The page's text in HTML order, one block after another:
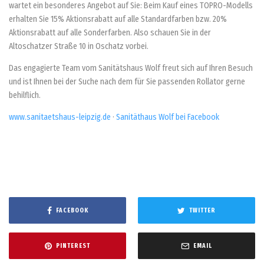
wartet ein besonderes Angebot auf Sie: Beim Kauf eines TOPRO-Modells
erhalten Sie 15% Aktionsrabatt auf alle Standardfarben bzw. 20%
Aktionsrabatt auf alle Sonderfarben. Also schauen Sie in der
Altoschatzer Straße 10 in Oschatz vorbei.
Das engagierte Team vom Sanitätshaus Wolf freut sich auf Ihren Besuch
und ist Ihnen bei der Suche nach dem für Sie passenden Rollator gerne
behilflich.
www.sanitaetshaus-leipzig.de · Sanitäthaus Wolf bei Facebook
FACEBOOK TWITTER
PINTEREST EMAIL